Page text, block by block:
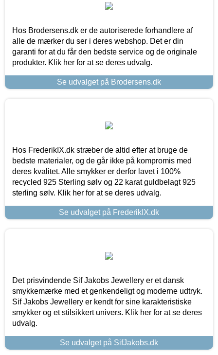
Hos Brodersens.dk er de autoriserede forhandlere af
alle de mærker du ser i deres webshop. Det er din
garanti for at du får den bedste service og de originale
produkter. Klik her for at se deres udvalg.
Se udvalget på Brodersens.dk
Hos FrederikIX.dk stræber de altid efter at bruge de
bedste materialer, og de går ikke på kompromis med
deres kvalitet. Alle smykker er derfor lavet i 100%
recycled 925 Sterling sølv og 22 karat guldbelagt 925
sterling sølv. Klik her for at se deres udvalg.
Se udvalget på FrederikIX.dk
Det prisvindende Sif Jakobs Jewellery er et dansk
smykkemærke med et genkendeligt og moderne udtryk.
Sif Jakobs Jewellery er kendt for sine karakteristiske
smykker og et stilsikkert univers. Klik her for at se deres
udvalg.
Se udvalget på SifJakobs.dk